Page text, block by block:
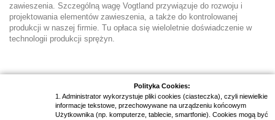
Polityka Cookies:
1. Administrator wykorzystuje pliki cookies (ciasteczka), czyli niewielkie
informacje tekstowe, przechowywane na urządzeniu końcowym
Użytkownika (np. komputerze, tablecie, smartfonie). Cookies mogą być
zawieszenia. Szczególną wagę Vogtland przywiązuje do rozwoju i
projektowania elementów zawieszenia, a także do kontrolowanej
produkcji w naszej firmie. Tu opłaca się wieloletnie doświadczenie w
technologii produkcji sprężyn.
Newsletter